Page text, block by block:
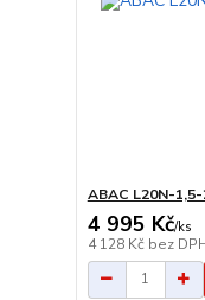
ABAC L20N-
4 995 Kč/ks
4 128 Kč bez